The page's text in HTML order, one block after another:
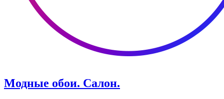
Модные обои. Салон.